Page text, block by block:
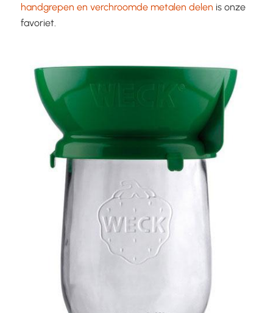
handgrepen en verchroomde metalen delen is onze
favoriet.